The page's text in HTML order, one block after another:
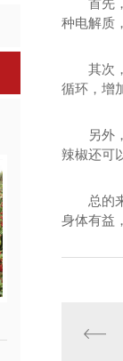
首先
种电解质
其次
循环，增
另外
辣椒还可
总的
身体有益